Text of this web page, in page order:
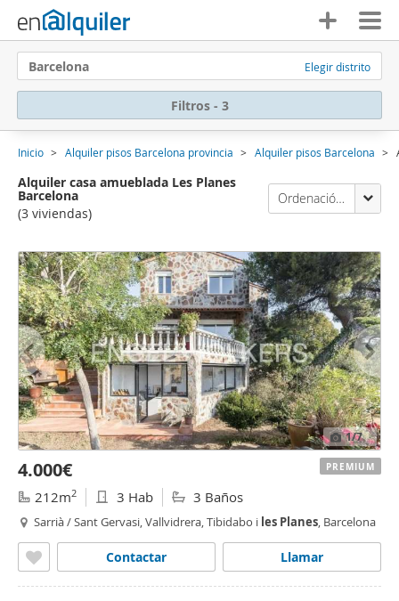
Barcelona Elegir distrito
Filtros - 3
Inicio Alquiler pisos Barcelona provincia Alquiler pisos Barcelona
Alquiler casa amueblada Les Planes
Barcelona
(3 viviendas)
Ordenación Enalquiler
1/7
4.000€
212m2 3 Hab 3 Baños
Sarrià / Sant Gervasi, Vallvidrera, Tibidabo i les Planes, Barcelona
Llamar
Contactar
PREMIUM